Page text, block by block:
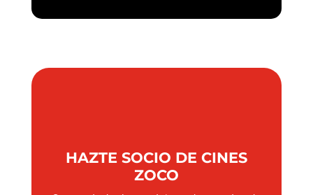
HAZTE SOCIO DE CINES
ZOCO